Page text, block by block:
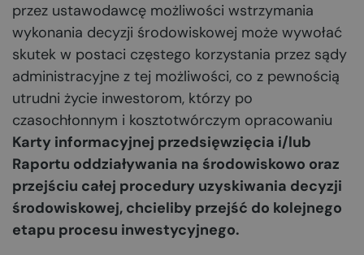
przez ustawodawcę możliwości wstrzymania
wykonania decyzji środowiskowej może wywołać
skutek w postaci częstego korzystania przez sądy
administracyjne z tej możliwości, co z pewnością
utrudni życie inwestorom, którzy po
czasochłonnym i kosztotwórczym opracowaniu
Karty informacyjnej przedsięwzięcia i/lub
Raportu oddziaływania na środowiskowo oraz
przejściu całej procedury uzyskiwania decyzji
środowiskowej, chcieliby przejść do kolejnego
etapu procesu inwestycyjnego.